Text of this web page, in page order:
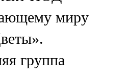
миру
группа